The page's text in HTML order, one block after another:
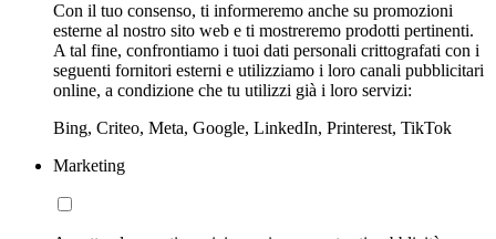
Con il tuo consenso, ti informeremo anche su promozioni
esterne al nostro sito web e ti mostreremo prodotti pertinenti.
A tal fine, confrontiamo i tuoi dati personali crittografati con i
seguenti fornitori esterni e utilizziamo i loro canali pubblicitari
online, a condizione che tu utilizzi già i loro servizi:
Bing, Criteo, Meta, Google, LinkedIn, Printerest, TikTok
Marketing